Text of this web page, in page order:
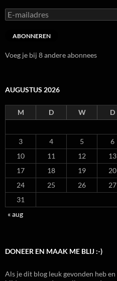
E-
mailadres
ABONNEREN
Voeg je bij 8 andere abonnees
AUGUSTUS 2026
M D W D
3
4 5 6
10
11 12 13
17
18 19 20
24
25 26 27
31
« aug
DONEER EN MAAK ME BLIJ :-)
Als je dit blog leuk gevonden heb